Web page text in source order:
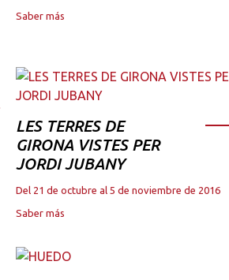
Saber más
LES TERRES DE
GIRONA VISTES PER
JORDI JUBANY
Del 21 de octubre al 5 de noviembre de 2016
Saber más